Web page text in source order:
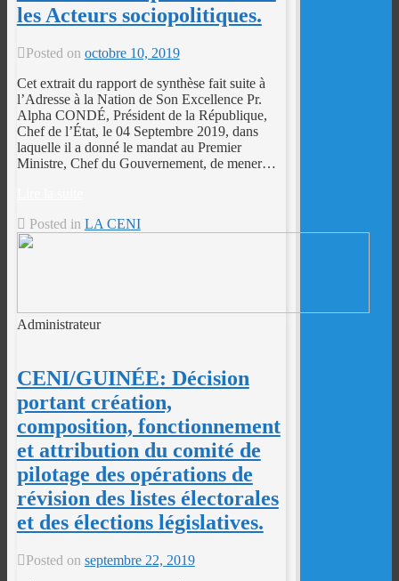
les Acteurs sociopolitiques.
Posted on octobre 10, 2019
Cet extrait du rapport de synthèse fait suite à
l’Adresse à la Nation de Son Excellence Pr.
Alpha CONDÉ, Président de la République,
Chef de l’État, le 04 Septembre 2019, dans
laquelle il a donné le mandat au Premier
Ministre, Chef du Gouvernement, de mener…
Posted in LA CENI
Administrateur
CENI/GUINÉE: Décision
portant création,
composition, fonctionnement
et attribution du comité de
pilotage des opérations de
révision des listes électorales
et des élections législatives.
Posted on septembre 22, 2019